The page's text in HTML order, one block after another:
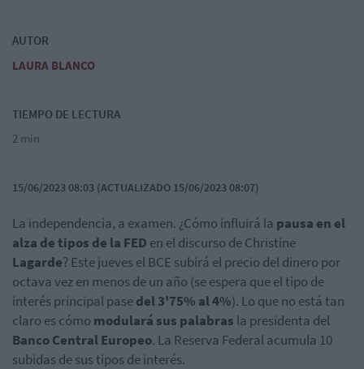
AUTOR
LAURA BLANCO
TIEMPO DE LECTURA
2 min
15/06/2023 08:03 (ACTUALIZADO 15/06/2023 08:07)
La independencia, a examen. ¿Cómo influirá la pausa en el
alza de tipos de la FED en el discurso de Christine
Lagarde? Este jueves el BCE subirá el precio del dinero por
octava vez en menos de un año (se espera que el tipo de
interés principal pasedel 3'75% al 4%). Lo que no está tan
claro es cómo modulará sus palabras la presidenta del
Banco Central Europeo. La Reserva Federal acumula 10
subidas de sus tipos de interés.